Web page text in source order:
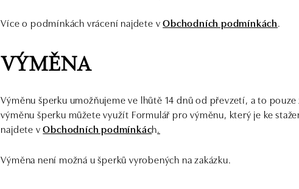
Více o podmínkách vrácení najdete vObchodních podmínkách.
VÝMĚNA
Výměnu šperku umožňujeme ve lhůtě 14 dnů od převzetí, a to
výměnu šperku můžete využít Formulář pro výměnu, který je ke
najdete vObchodních podmínkách.
Výměna není možná u šperků vyrobených na zakázku.